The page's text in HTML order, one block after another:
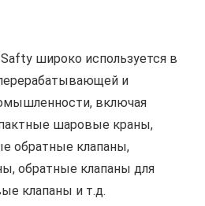
широко используется в
и
включая
шаровые краны,
обратные клапаны,
обратные клапаны для
клапаны и т.д.